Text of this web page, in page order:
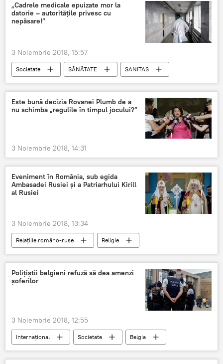
„Cadrele medicale epuizate mor la
datorie – autorităţile privesc cu
nepăsare!”
3 Noiembrie 2018, 15:57
Societate SĂNĂTATE
SANITAS
medici
Este bună decizia Rovanei Plumb de a
nu schimba „regulile în timpul jocului?”
3 Noiembrie 2018, 14:31
Eveniment în România, sub egida
Ambasadei Rusiei şi a Patriarhului Kirill
al Rusiei
3 Noiembrie 2018, 13:34
Relațiile româno-ruse
Religie
Societate
Biserica Ortodoxă Rusă
Patriarhul Kirill
Polițiștii belgieni refuză să dea amenzi
șoferilor
3 Noiembrie 2018, 12:55
Internaţional Societate
Belgia
poliția
Amenzi